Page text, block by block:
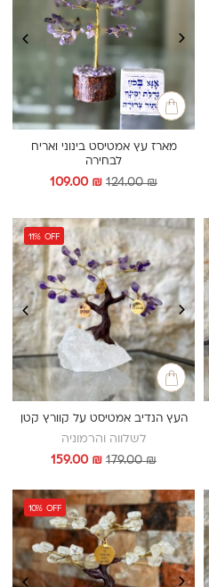
מארז עץ אמטיסט בינוני ואריח
לבחירה
124.00₪
המחיר
124.00 ₪.
109.00 ₪
המחיר
109.00 ₪.
11% OFF
העץ הנדיב אמטיסט על קוורץ קטן
לשלווה והרמוניה
179.00₪
המחיר
היה:
179.00 ₪.
159.00 ₪
המחיר
הוא:
159.00 ₪.
10% OFF